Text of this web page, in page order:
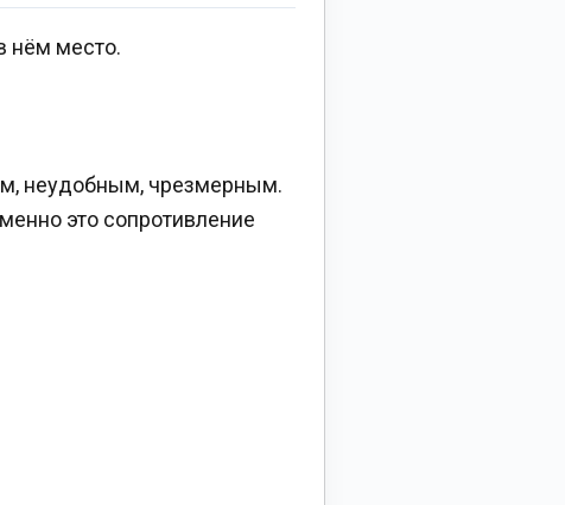
нём место.
неудобным, чрезмерным.
это сопротивление